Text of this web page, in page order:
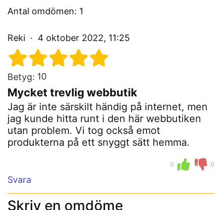
Antal omdömen: 1
Reki 4 oktober 2022, 11:25
Betyg: 10
Mycket trevlig webbutik
Jag är inte särskilt händig på internet, men
jag kunde hitta runt i den här webbutiken
utan problem. Vi tog också emot
produkterna på ett snyggt sätt hemma.
0 0
Svara
Skriv en omdöme